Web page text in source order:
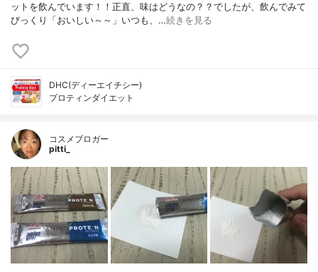
ットを飲んでいます！！正直、味はどうなの？？でしたが、飲んでみて
びっくり「おいしい～～」いつも、…続きを見る
DHC(ディーエイチシー)
プロティンダイエット
コスメブロガー
pitti_